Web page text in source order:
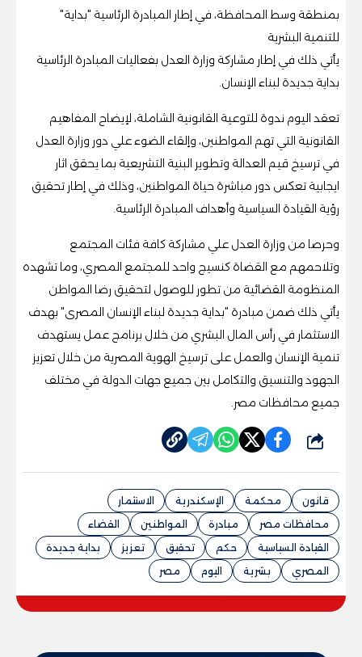
بمنطقة وسط المحافظة، في إطار المبادرة الرئاسية "بداية"
للتنمية البشرية
يأتي ذلك في إطار مشاركة وزارة العدل بفعاليات المبادرة الرئاسية
بداية جديدة لبناء الإنسان.
تعقد اليوم ندوة للتوعية القانونية الشاملة، لإيضاح المفاهيم
القانونية التي تهم المواطنين، وإلقاء الضوء علي دور وزارة العدل
في ترسيخ قيم العدالة وتطوير البنية التشريعية بما يحقق اثار
ايجابية تعكس دور مباشرة حياة المواطنين، وذلك في إطار تحقيق
رؤية القيادة السياسية وأهداف المبادرة الرئاسية.
وحرصا من وزارة العدل علي مشاركة كافة فئات المجتمع
وتلاحمهم مع القضاة كنسيج واحد للمجتمع المصري، وما تشهده
المنظومة القضائية من تطور للوصول لتحقيق رضا المواطن
يأتي ذلك ضمن مبادرة "بداية جديدة لبناء الإنسان المصرى" بهدف
الاستثمار في رأس المال البشري من خلال برنامج عمل يستهدف
تنمية الإنسان والعمل على ترسيخ الهوية المصرية من خلال تعزيز
الجهود والتنسيق والتكامل بين جميع جهات الدولة في مختلف
جميع محافظات مصر.
شارك
قانون محكمة الإسكندرية
الاستثمار
محافظات مصر
مبادرة المواطنين
القضاء
القيادة السياسية
حكم تحقيق تعزيز
بداية جديدة
المصري
بشرية اليوم مصر